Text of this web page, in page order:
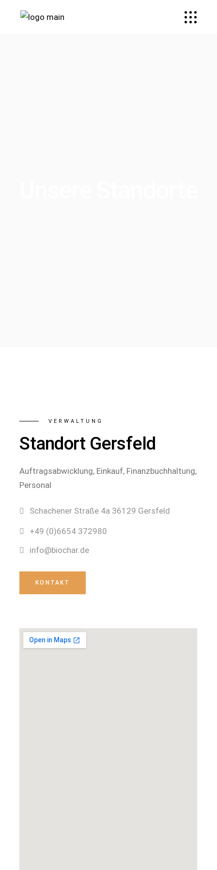
VERWALTUNG
Standort Gersfeld
Auftragsabwicklung, Einkauf, Finanzbuchhaltung,
Personal
Schachener Straße 4a 36129 Gersfeld
+49 (0)6654 372980
info@biochar.de
KONTAKT